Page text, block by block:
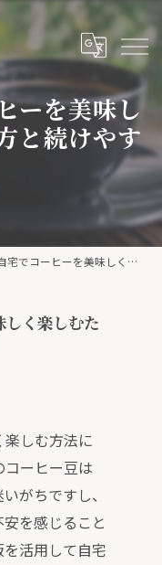
ーを美味し
と続けやす
ーを美味しく楽しむための選び方と続けやすいコツ
しく楽しむた
しむ方法に
ーヒー豆は
がちですし、
を感じること
活用して自宅